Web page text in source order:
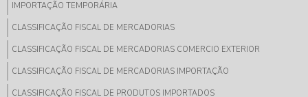
IMPORTAÇÃO TEMPORÁRIA
CLASSIFICAÇÃO FISCAL DE MERCADORIAS
CLASSIFICAÇÃO FISCAL DE MERCADORIAS COMERCIO EXTERIOR
CLASSIFICAÇÃO FISCAL DE MERCADORIAS IMPORTAÇÃO
CLASSIFICAÇÃO FISCAL DE PRODUTOS IMPORTADOS